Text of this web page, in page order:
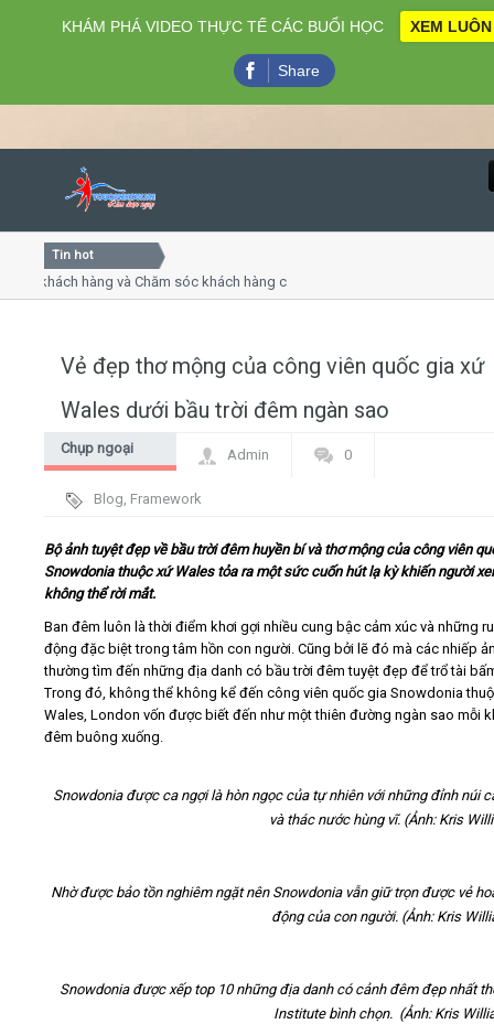
Close
Home
Video
Kiến thức
Liên hệ - Đăng ký
Tin hot
hàng và Chăm sóc khách hàng chuyên nghiệp
Vẻ đẹp thơ mộng của công viên quốc gia xứ
Wales dưới bầu trời đêm ngàn sao
Chụp ngoại
Admin 0
Blog, Framework
Bộ ảnh tuyệt đẹp về bầu trời đêm huyền bí và thơ mộng của công viên
Snowdonia thuộc xứ Wales tỏa ra một sức cuốn hút lạ kỳ khiến người
không thể rời mắt.
Ban đêm luôn là thời điểm khơi gợi nhiều cung bậc cảm xúc và những
động đặc biệt trong tâm hồn con người. Cũng bởi lẽ đó mà các nhiếp
thường tìm đến những địa danh có bầu trời đêm tuyệt đẹp để trổ tài
Trong đó, không thể không kể đến công viên quốc gia Snowdonia
Wales, London vốn được biết đến như một thiên đường ngàn sao mỗi
đêm buông xuống.
Snowdonia được ca ngợi là hòn ngọc của tự nhiên với những đỉnh núi
và thác nước hùng vĩ. (Ảnh: Kris
Nhờ được bảo tồn nghiêm ngặt nên Snowdonia vẫn giữ trọn được vẻ
động của con người. (Ảnh: Kris
Snowdonia được xếp top 10 những địa danh có cảnh đêm đẹp nhất
Institute bình chọn. (Ảnh: Kris
KHÁM PHÁ VIDEO THỰC TẾ CÁC BUỔI HỌC XEM LUÔN
Share